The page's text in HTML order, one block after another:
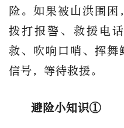
险。如果被山洪围困
拨打报警、救援电
救、吹响口哨、挥舞
信号，等待救援。
避险小知识①